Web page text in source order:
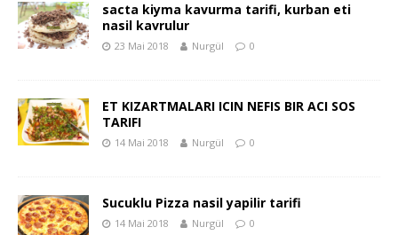
sacta kiyma kavurma tarifi, kurban eti
nasil kavrulur
23 Mai 2018 Nurgül 0
ET KIZARTMALARI ICIN NEFIS BIR ACI SOS
TARIFI
14 Mai 2018 Nurgül 0
Sucuklu Pizza nasil yapilir tarifi
14 Mai 2018 Nurgül 0